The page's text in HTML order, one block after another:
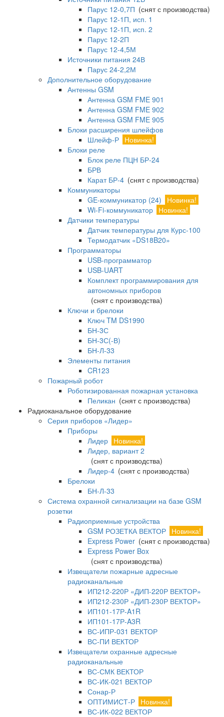
Парус 12-0,7П (снят с производства)
Парус 12-1П, исп. 1
Парус 12-1П, исп. 2
Парус 12-2П
Парус 12-4,5М
Источники питания 24В
Парус 24-2,2М
Дополнительное оборудование
Антенны GSM
Антенна GSM FME 901
Антенна GSM FME 902
Антенна GSM FME 905
Блоки расширения шлейфов
Шлейф-Р Новинка!
Блоки реле
Блок реле ПЦН БР-24
БРВ
Карат БР-4 (снят с производства)
Коммуникаторы
GE-коммуникатор (24)
Новинка!
Wi-Fi-коммуникатор Новинка!
Датчики температуры
Датчик температуры для Курс-100
Термодатчик «DS18B20»
Программаторы
USB-программатор
USB-UART
Комплект программирования для
автономных приборов
(снят с производства)
Ключи и брелоки
Ключ TM DS1990
БН-3С
БН-3С(-В)
БН-Л-33
Элементы питания
CR123
Пожарный робот
Роботизированная пожарная установка
Пеликан (снят с производства)
Радиоканальное оборудование
Серия приборов «Лидер»
Приборы
Лидер Новинка!
Лидер, вариант 2
(снят с производства)
Лидер-4 (снят с производства)
Брелоки
БН-Л-33
Система охранной сигнализации на базе GSM
розетки
Радиоприемные устройства
GSM РОЗЕТКА ВЕКТОР Новинка!
Express Power (снят с производства)
Express Power Box
(снят с производства)
Извещатели пожарные адресные
радиоканальные
ИП212-220Р «ДИП-220Р ВЕКТОР»
ИП212-230Р «ДИП-230Р ВЕКТОР»
ИП101-17Р-A1R
ИП101-17Р-A3R
ВС-ИПР-031 ВЕКТОР
ВС-ПИ ВЕКТОР
Извещатели охранные адресные
радиоканальные
ВС-СМК ВЕКТОР
ВС-ИК-021 ВЕКТОР
Сонар-Р
ОПТИМИСТ-Р Новинка!
ВС-ИК-022 ВЕКТОР